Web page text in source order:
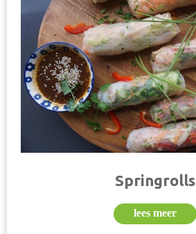
Springrolls
lees meer